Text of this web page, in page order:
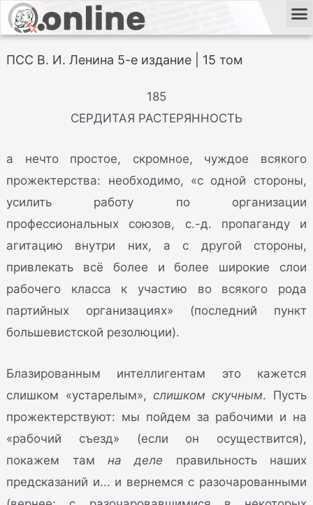
ПСС В. И. Ленина 5-е издание | 15 том
185
СЕРДИТАЯ РАСТЕРЯННОСТЬ
а нечто простое, скромное, чуждое всякого
прожектерства: необходимо, «с одной стороны,
усилить работу по организации
профессиональных союзов, с.-д. пропаганду и
агитацию внутри них, а с другой стороны,
привлекать всё более и более широкие слои
рабочего класса к участию во всякого рода
партийных организациях» (последний пункт
большевистской резолюции).
Блазированным интеллигентам это кажется
слишком «устарелым», слишком скучным. Пусть
прожектерствуют: мы пойдем за рабочими и на
«рабочий съезд» (если он осуществится),
покажем там на деле правильность наших
предсказаний и... и вернемся с разочарованными